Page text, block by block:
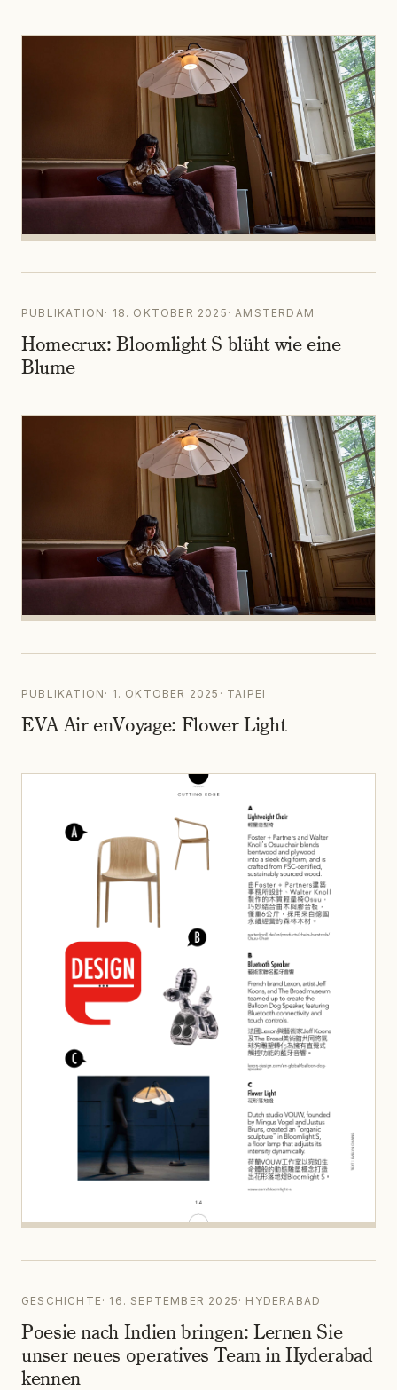
PUBLIKATION · 18. OKTOBER 2025 ·AMSTERDAM
Homecrux: Bloomlight S blüht wie eine
Blume
PUBLIKATION · 1. OKTOBER 2025 · TAIPEI
EVA Air enVoyage: Flower Light
GESCHICHTE · 16. SEPTEMBER 2025 · HYDERABAD
Poesie nach Indien bringen: Lernen Sie
unser neues operatives Team in Hyderabad
kennen